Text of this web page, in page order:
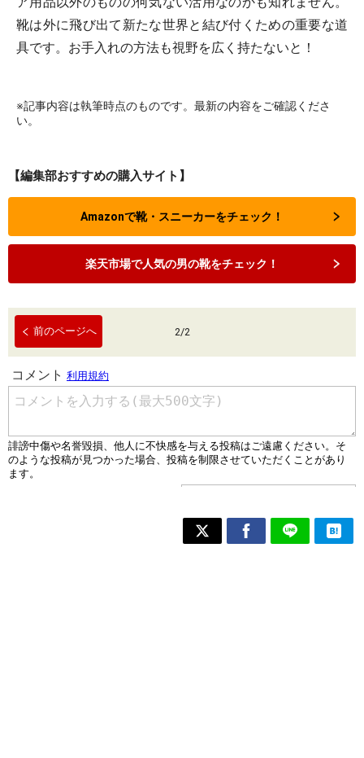
靴は外に飛び出て新たな世界と結び付くための重要な道
具です。お手入れの方法も視野を広く持たないと！
※記事内容は執筆時点のものです。最新の内容をご確認くださ
い。
【編集部おすすめの購入サイト】
Amazonで靴・スニーカーをチェック！
楽天市場で人気の男の靴をチェック！
前のページへ 2/2